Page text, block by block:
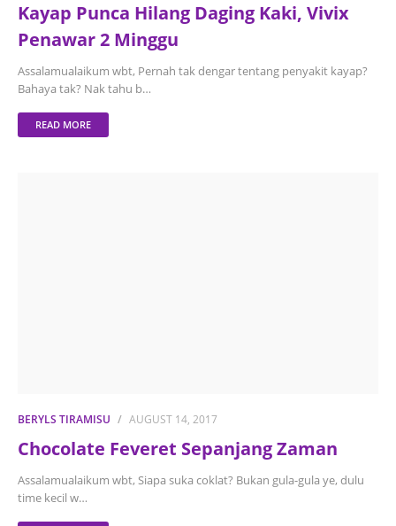
Kayap Punca Hilang Daging Kaki, Vivix
Penawar 2 Minggu
Assalamualaikum wbt, Pernah tak dengar tentang penyakit kayap?
Bahaya tak? Nak tahu b…
READ MORE
BERYLS TIRAMISU AUGUST 14, 2017
Chocolate Feveret Sepanjang Zaman
Assalamualaikum wbt, Siapa suka coklat? Bukan gula-gula ye, dulu
time kecil w…